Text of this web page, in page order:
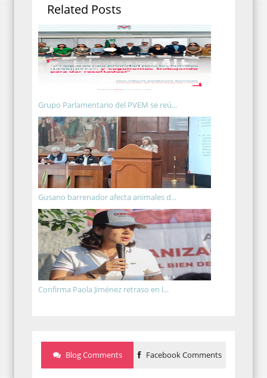
Related Posts
Grupo Parlamentario del PVEM se reú...
Gusano barrenador afecta animales d...
Confirma Paola Jiménez retraso en l...
Blog Comments Facebook Comments